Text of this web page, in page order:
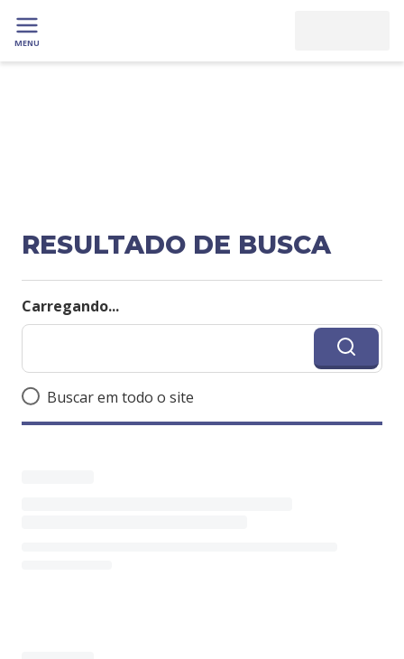
MENU
RESULTADO DE BUSCA
Carregando...
Buscar em todo o site